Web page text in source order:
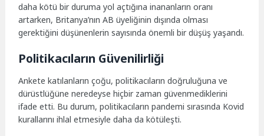
daha kötü bir duruma yol açtığına inananların oranı
artarken, Britanya’nın AB üyeliğinin dışında olması
gerektiğini düşünenlerin sayısında önemli bir düşüş yaşandı.
Politikacıların Güvenilirliği
Ankete katılanların çoğu, politikacıların doğruluğuna ve
dürüstlüğüne neredeyse hiçbir zaman güvenmediklerini
ifade etti. Bu durum, politikacıların pandemi sırasında Kovid
kurallarını ihlal etmesiyle daha da kötüleşti.